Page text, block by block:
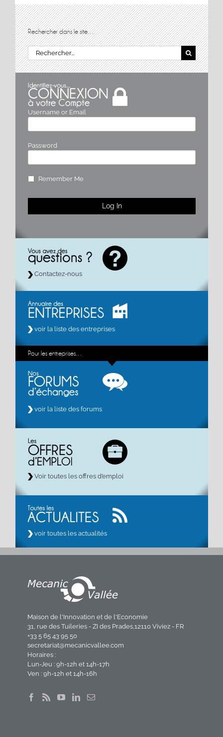
Rechercher dans le site…
Rechercher:
Username or Email
Password
Remember Me
Contactez-nous
voir la liste des entreprises
Pour les entreprises…
voir la liste des forums
Voir toutes les offres d’emploi
voir toutes les actualités
Maison de l'Innovation et de l'Economie
31, rue des Tuileries - ZI des Prades,12110 Viviez - FR
+33 5 65 43 95 50
secretariat@mecanicvallee.com
Horaires :
Lun-Jeu : 9h-12h et 14h-17h
Ven : 9h-12h et 14h-16h